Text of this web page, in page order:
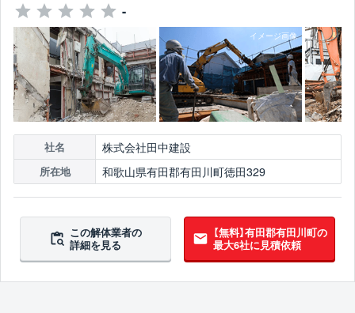
-
社名 株式会社田中建設
所在地 和歌山県有田郡有田川町徳田329
この解体業者の
詳細を見る
【無料】有田郡有田川町の
最大6社に見積依頼